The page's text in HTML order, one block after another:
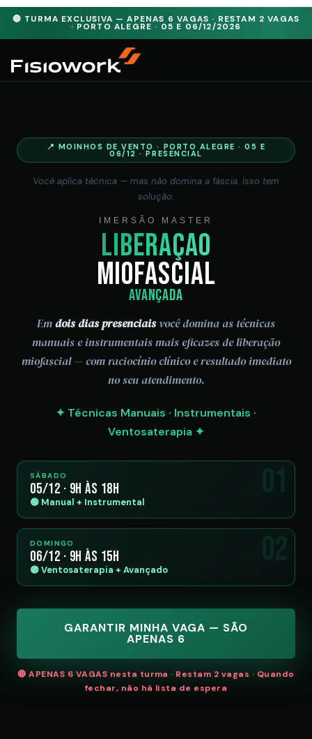
🔴 TURMA EXCLUSIVA — APENAS 6 VAGAS · RESTAM 2 VAGAS
· PORTO ALEGRE · 05 E 06/12/2026
📍 MOINHOS DE VENTO · PORTO ALEGRE · 05 E
06/12 · PRESENCIAL
Você aplica técnica — mas não domina a fáscia. Isso tem
solução.
IMERSÃO MASTER
Liberação
Miofascial
Avançada
Emdois dias presenciaisvocê domina as técnicas
manuais e instrumentais mais eficazes de liberação
miofascial — com raciocínio clínico e resultado imediato
no seu atendimento.
✦ Técnicas Manuais · Instrumentais ·
Ventosaterapia ✦
SÁBADO
05/12 · 9h às 18h
🟢 Manual + Instrumental
DOMINGO
06/12 · 9h às 15h
🟣 Ventosaterapia + Avançado
GARANTIR MINHA VAGA — SÃO
APENAS 6
🔴 APENAS 6 VAGAS nesta turma · Restam 2 vagas · Quando
fechar, não há lista de espera